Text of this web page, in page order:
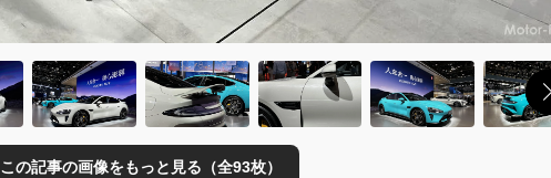
この記事の画像をもっと見る（全93枚）